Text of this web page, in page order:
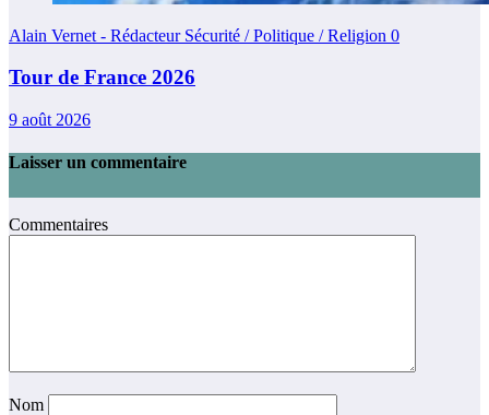
Alain Vernet - Rédacteur Sécurité / Politique / Religion 0
Tour de France 2026
9 août 2026
Laisser un commentaire
Commentaires
Nom